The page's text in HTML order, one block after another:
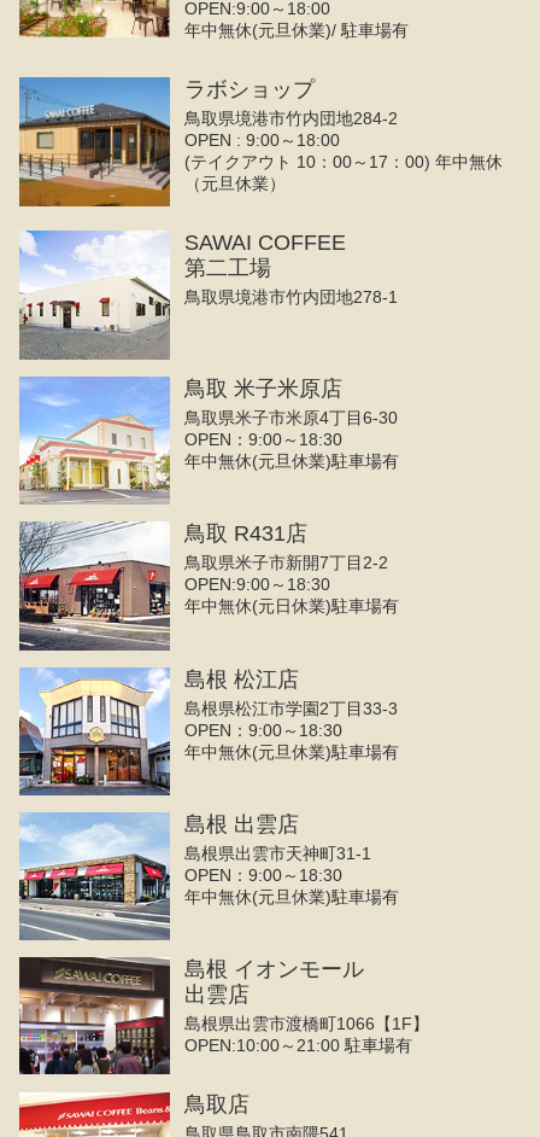
OPEN:9:00～18:00
年中無休(元旦休業)/ 駐車場有
ラボショップ
鳥取県境港市竹内団地284-2
OPEN : 9:00～18:00
(テイクアウト 10：00～17：00) 年中無休
（元旦休業）
SAWAI COFFEE
第二工場
鳥取県境港市竹内団地278-1
鳥取 米子米原店
鳥取県米子市米原4丁目6-30
OPEN：9:00～18:30
年中無休(元旦休業)駐車場有
鳥取 R431店
鳥取県米子市新開7丁目2-2
OPEN:9:00～18:30
年中無休(元日休業)駐車場有
島根 松江店
島根県松江市学園2丁目33-3
OPEN：9:00～18:30
年中無休(元旦休業)駐車場有
島根 出雲店
島根県出雲市天神町31-1
OPEN：9:00～18:30
年中無休(元旦休業)駐車場有
島根 イオンモール
出雲店
島根県出雲市渡橋町1066【1F】
OPEN:10:00～21:00 駐車場有
鳥取店